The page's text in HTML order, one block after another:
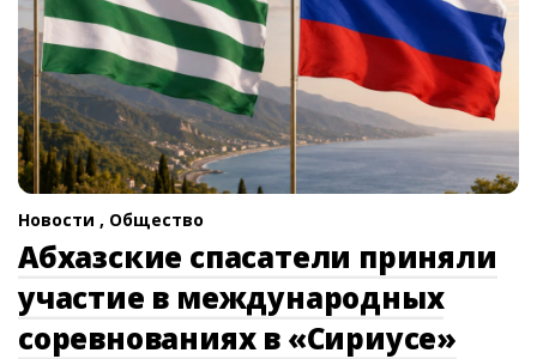
Новости , Общество
Абхазские спасатели приняли
участие в международных
соревнованиях в «Сириусе»